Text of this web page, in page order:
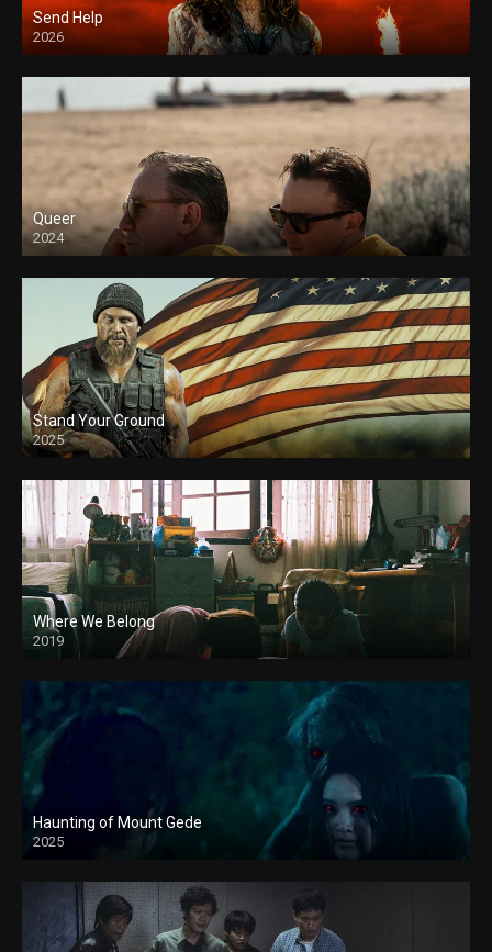
Send Help
2026
Queer
2024
Stand Your Ground
2025
Where We Belong
2019
Haunting of Mount Gede
2025